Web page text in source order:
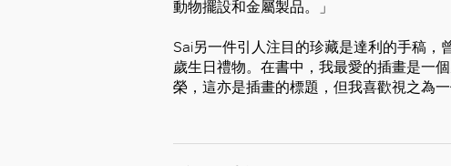
動物擺設和金屬製品。」
Sai另一件引人注目的珍藏是達利的手稿
歲生日禮物。在書中，我最愛的插畫是一
榮，這亦是插畫的標題，但我喜歡視之為